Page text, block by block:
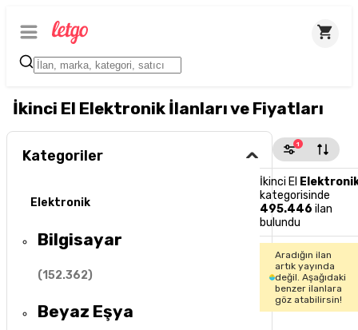
İkinci El Elektronik İlanları ve Fiyatları
Kategoriler
Elektronik
Bilgisayar
(152.362)
Beyaz Eşya
1
İkinci El
kategorisinde
495.446 ilan
bulundu
Aradığın ilan
artık yayında
değil. Aşağıdaki
benzer ilanlara
göz atabilirsin!